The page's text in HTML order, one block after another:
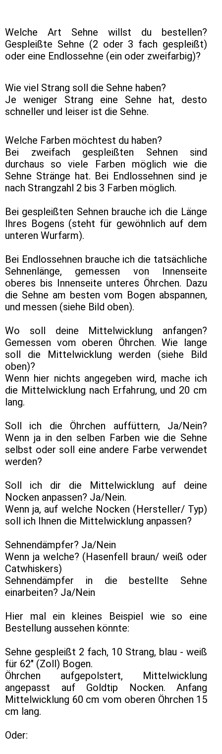
Welche Art Sehne willst du bestellen?
Gespleißte Sehne (2 oder 3 fach gespleißt)
oder eine Endlossehne (ein oder zweifarbig)?
Wie viel Strang soll die Sehne haben?
Je weniger Strang eine Sehne hat, desto
schneller und leiser ist die Sehne.
Welche Farben möchtest du haben?
Bei zweifach gespleißten Sehnen sind
durchaus so viele Farben möglich wie die
Sehne Stränge hat. Bei Endlossehnen sind je
nach Strangzahl 2 bis 3 Farben möglich.
Bei gespleißten Sehnen brauche ich die Länge
Ihres Bogens (steht für gewöhnlich auf dem
unteren Wurfarm).
Bei Endlossehnen brauche ich die tatsächliche
Sehnenlänge, gemessen von Innenseite
oberes bis Innenseite unteres Öhrchen. Dazu
die Sehne am besten vom Bogen abspannen,
und messen (siehe Bild oben).
Wo soll deine Mittelwicklung anfangen?
Gemessen vom oberen Öhrchen. Wie lange
soll die Mittelwicklung werden (siehe Bild
oben)?
Wenn hier nichts angegeben wird, mache ich
die Mittelwicklung nach Erfahrung, und 20 cm
lang.
Soll ich die Öhrchen auffüttern, Ja/Nein?
Wenn ja in den selben Farben wie die Sehne
selbst oder soll eine andere Farbe verwendet
werden?
Soll ich dir die Mittelwicklung auf deine
Nocken anpassen? Ja/Nein.
Wenn ja, auf welche Nocken (Hersteller/ Typ)
soll ich Ihnen die Mittelwicklung anpassen?
Sehnendämpfer? Ja/Nein
Wenn ja welche? (Hasenfell braun/ weiß oder
Catwhiskers)
Sehnendämpfer in die bestellte Sehne
einarbeiten? Ja/Nein
Hier mal ein kleines Beispiel wie so eine
Bestellung aussehen könnte:
Sehne gespleißt 2 fach, 10 Strang, blau - weiß
für 62" (Zoll) Bogen.
Öhrchen aufgepolstert, Mittelwicklung
angepasst auf Goldtip Nocken. Anfang
Mittelwicklung 60 cm vom oberen Öhrchen 15
cm lang.
Oder: